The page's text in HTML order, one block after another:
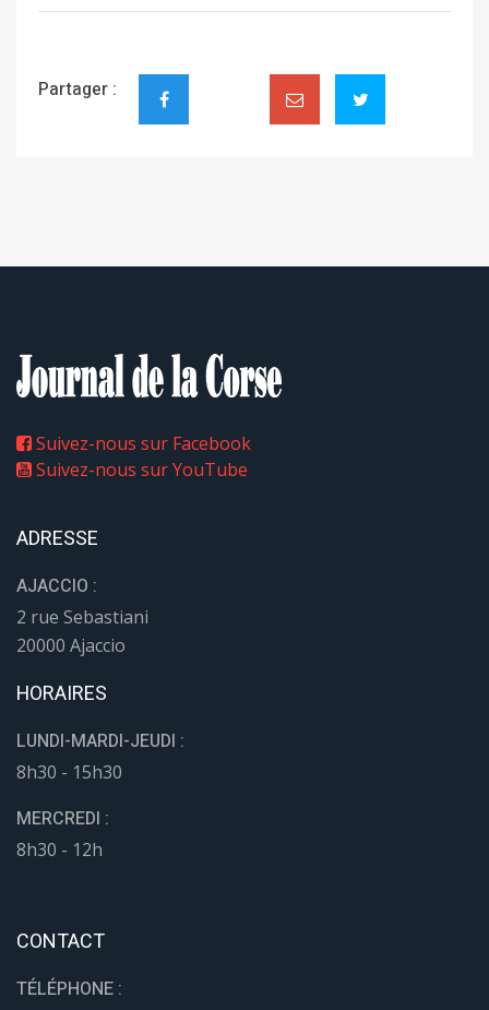
Partager :
Suivez-nous sur Facebook
Suivez-nous sur YouTube
ADRESSE
AJACCIO :
2 rue Sebastiani
20000 Ajaccio
HORAIRES
LUNDI-MARDI-JEUDI :
8h30 - 15h30
MERCREDI :
8h30 - 12h
CONTACT
TÉLÉPHONE :